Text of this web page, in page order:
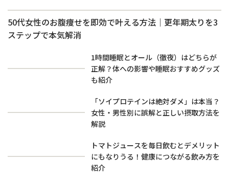
50代女性のお腹痩せを即効で叶える方法｜更年期太りを3
ステップで本気解消
1時間睡眠とオール（徹夜）はどちらが
正解？体への影響や睡眠おすすめグッズ
も紹介
「ソイプロテインは絶対ダメ」は本当？
女性・男性別に誤解と正しい摂取方法を
解説
トマトジュースを毎日飲むとデメリット
にもなりうる！健康につながる飲み方を
紹介